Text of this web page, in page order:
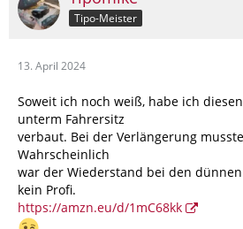
Tipo-Meister
13. April 2024
Soweit ich noch weiß, habe ich
unterm Fahrersitz
verbaut. Bei der Verlängerung
Wahrscheinlich
war der Wiederstand bei den
kein Profi.
https://amzn.eu/d/1mC68kk